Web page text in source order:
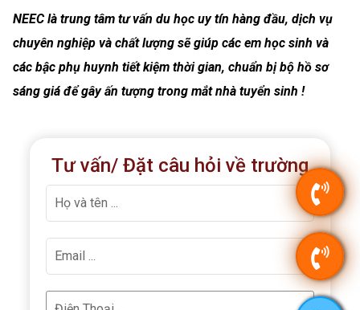
NEEC là trung tâm tư vấn du học uy tín hàng đầu, dịch vụ
chuyên nghiệp và chất lượng sẽ giúp các em học sinh và
các bậc phụ huynh tiết kiệm thời gian, chuẩn bị bộ hồ sơ
sáng giá để gây ấn tượng trong mắt nhà tuyển sinh !
Tư vấn/ Đặt câu hỏi về trường